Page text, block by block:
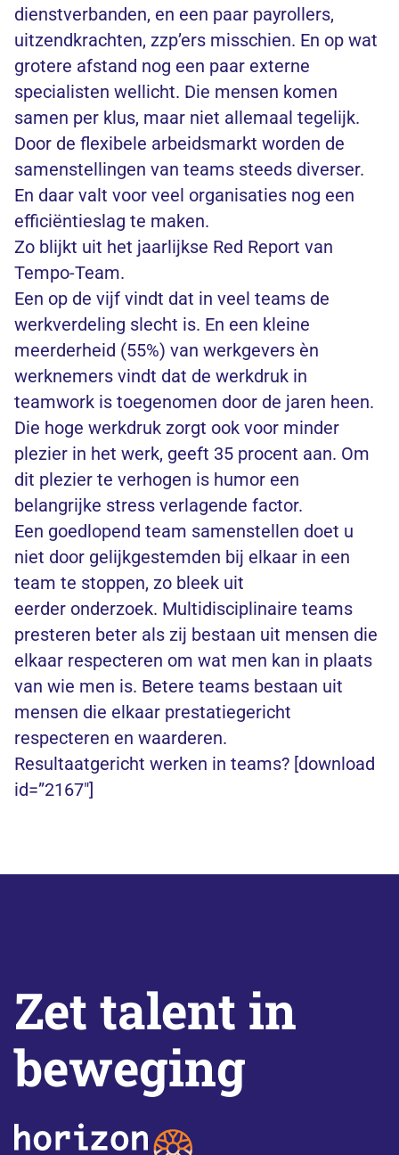
dienstverbanden, en een paar payrollers,
uitzendkrachten, zzp’ers misschien. En op wat
grotere afstand nog een paar externe
specialisten wellicht. Die mensen komen
samen per klus, maar niet allemaal tegelijk.
Door de flexibele arbeidsmarkt worden de
samenstellingen van teams steeds diverser.
En daar valt voor veel organisaties nog een
efficiëntieslag te maken.
Zo blijkt uit het jaarlijkse Red Report van
Tempo-Team.
Een op de vijf vindt dat in veel teams de
werkverdeling slecht is. En een kleine
meerderheid (55%) van werkgevers èn
werknemers vindt dat de werkdruk in
teamwork is toegenomen door de jaren heen.
Die hoge werkdruk zorgt ook voor minder
plezier in het werk, geeft 35 procent aan. Om
dit plezier te verhogen is humor een
belangrijke stress verlagende factor.
Een goedlopend team samenstellen doet u
niet door gelijkgestemden bij elkaar in een
team te stoppen, zo bleek uit
eerder onderzoek. Multidisciplinaire teams
presteren beter als zij bestaan uit mensen die
elkaar respecteren om wat men kan in plaats
van wie men is. Betere teams bestaan uit
mensen die elkaar prestatiegericht
respecteren en waarderen.
Resultaatgericht werken in teams? [download
id=”2167″]
Zet talent in
beweging